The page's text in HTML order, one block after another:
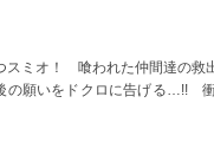
スミオ！ 喰われた仲間達の
の願いをドクロに告げる…!!